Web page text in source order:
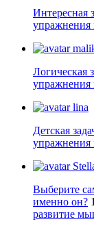
Интересная
упражнения
Логическая
упражнения
lina
Детская
упражнения
Выберите
именно он? 1
развитие